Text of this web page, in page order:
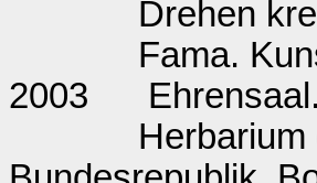
Drehen
Fama.
2003